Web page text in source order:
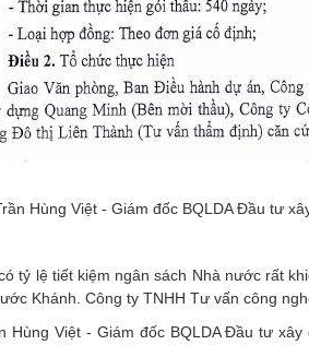
Hùng Việt - Giám đốc BQLDA Đầu tư
tỷ lệ tiết kiệm ngân sách Nhà nước rất
Khánh. Công ty TNHH Tư vấn công
Hùng Việt - Giám đốc BQLDA Đầu tư